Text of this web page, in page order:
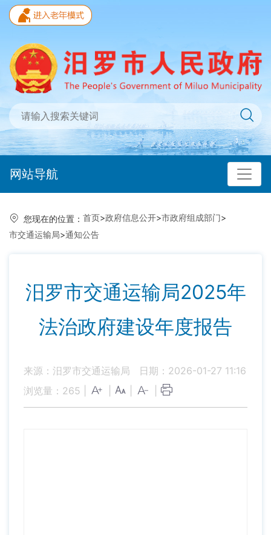
网站导航
您现在的位置： 首页>政府信息公开>市政府组成部门>
市交通运输局>通知公告
汨罗市交通运输局2025年
法治政府建设年度报告
来源：汨罗市交通运输局
日期：2026-01-27 11:16
浏览量： 265